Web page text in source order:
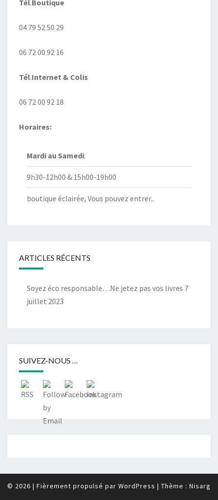
Tél.Boutique
04 79 52 50 29
06 72 00 92 16
Tél.Internet & Colis
06 72 00 92 18
Horaires:
Mardi au Samedi:
9h30-12h00 & 15h00-19h00
boutique éclairée, Vous pouvez entrer..
ARTICLES RÉCENTS
Soyez éco responsable…Ne jetez pas vos livres 7
juillet 2023
SUIVEZ-NOUS …
© 2026 | Fièrement propulsé par WordPress | Thème : Nisarg